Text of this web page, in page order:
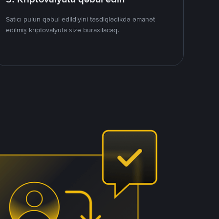
Satıcı pulun qəbul edildiyini təsdiqlədikdə əmanət
edilmiş kriptovalyuta sizə buraxılacaq.